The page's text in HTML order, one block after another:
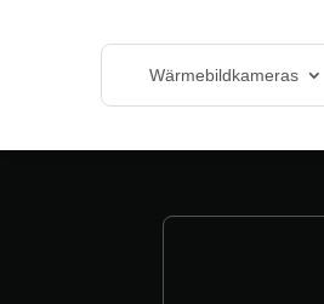
Wärmebildkameras